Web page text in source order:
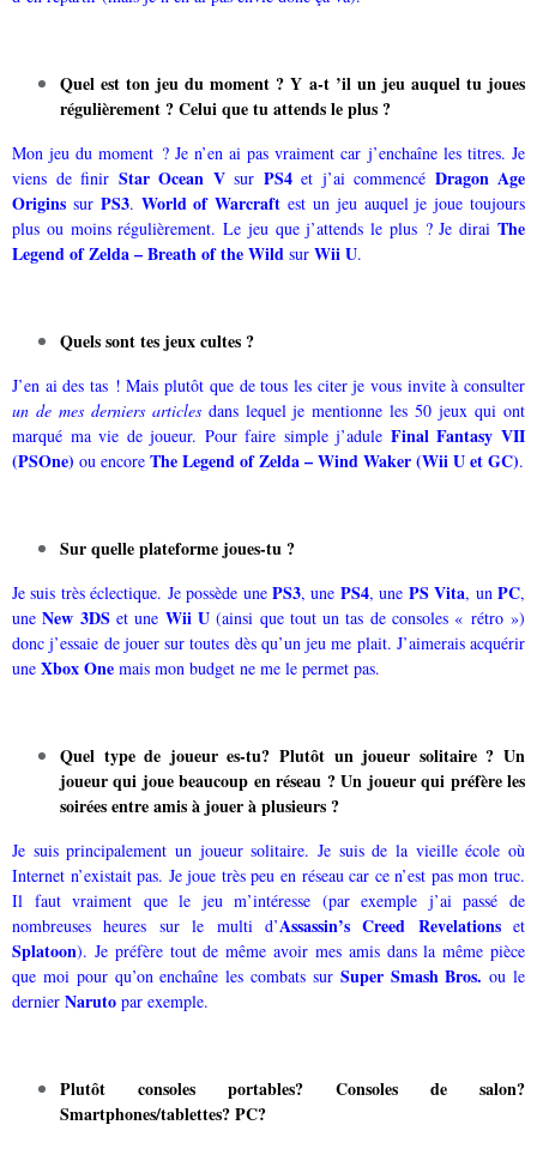
Quel est ton jeu du moment ? Y a-t ’il un jeu auquel tu joues
régulièrement ? Celui que tu attends le plus ?
Mon jeu du moment ? Je n’en ai pas vraiment car j’enchaîne les titres. Je
viens de finir Star Ocean Vsur PS4et j’ai commencé Dragon Age
Origins sur PS3. World of Warcraft est un jeu auquel je joue toujours
plus ou moins régulièrement. Le jeu que j’attends le plus ? Je dirai The
Legend of Zelda – Breath of the Wild sur Wii U.
Quels sont tes jeux cultes ?
J’en ai des tas ! Mais plutôt que de tous les citer je vous invite à consulter
un de mes derniers articlesdans lequel je mentionne les 50 jeux qui ont
marqué ma vie de joueur. Pour faire simple j’adule Final Fantasy VII
(PSOne) ou encore The Legend of Zelda – Wind Waker (Wii U et GC).
Sur quelle plateforme joues-tu ?
Je suis très éclectique. Je possède une PS3, une PS4, une PS Vita, unPC,
uneNew 3DS et une Wii U(ainsi que tout un tas de consoles « rétro »)
donc j’essaie de jouer sur toutes dès qu’un jeu me plait. J’aimerais acquérir
une Xbox One mais mon budget ne me le permet pas.
Quel type de joueur es-tu? Plutôt un joueur solitaire ? Un
joueur qui joue beaucoup en réseau ? Un joueur qui préfère les
soirées entre amis à jouer à plusieurs ?
Je suis principalement un joueur solitaire. Je suis de la vieille école où
Internet n’existait pas. Je joue très peu en réseau car ce n’est pas mon truc.
Il faut vraiment que le jeu m’intéresse (par exemple j’ai passé de
nombreuses heures sur le multi d’Assassin’s Creed Revelationset
Splatoon). Je préfère tout de même avoir mes amis dans la même pièce
que moi pour qu’on enchaîne les combats sur Super Smash Bros. ou le
dernier Naruto par exemple.
Plutôt consoles portables? Consoles de salon?
Smartphones/tablettes? PC?